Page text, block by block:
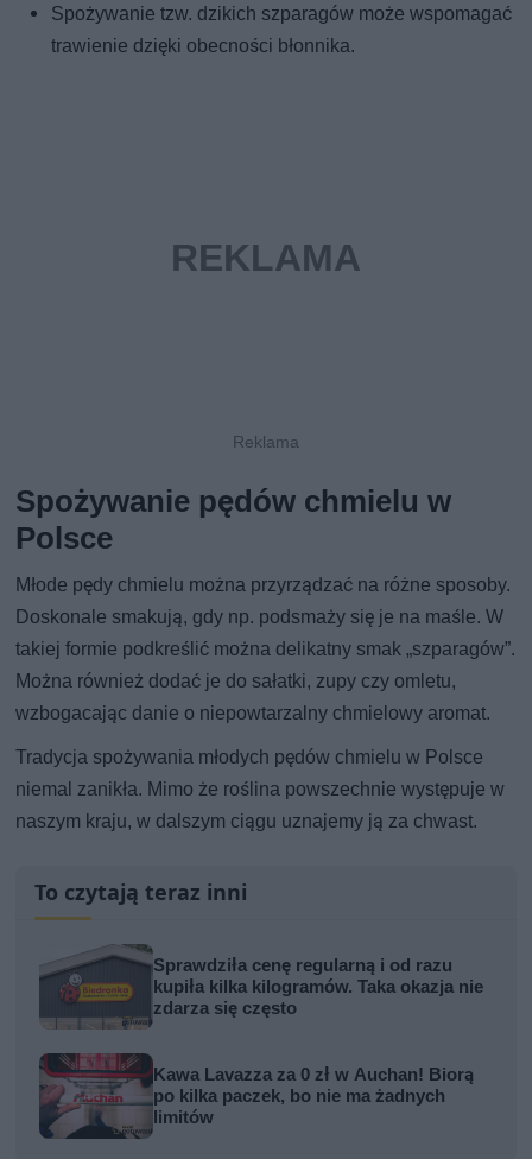
Spożywanie tzw. dzikich szparagów może wspomagać
trawienie dzięki obecności błonnika.
Spożywanie pędów chmielu w
Polsce
Młode pędy chmielu można przyrządzać na różne sposoby.
Doskonale smakują, gdy np. podsmaży się je na maśle. W
takiej formie podkreślić można delikatny smak „szparagów”.
Można również dodać je do sałatki, zupy czy omletu,
wzbogacając danie o niepowtarzalny chmielowy aromat.
Tradycja spożywania młodych pędów chmielu w Polsce
niemal zanikła. Mimo że roślina powszechnie występuje w
naszym kraju, w dalszym ciągu uznajemy ją za chwast.
To czytają teraz inni
Sprawdziła cenę regularną i od razu
kupiła kilka kilogramów. Taka okazja nie
zdarza się często
Kawa Lavazza za 0 zł w Auchan! Biorą
po kilka paczek, bo nie ma żadnych
limitów